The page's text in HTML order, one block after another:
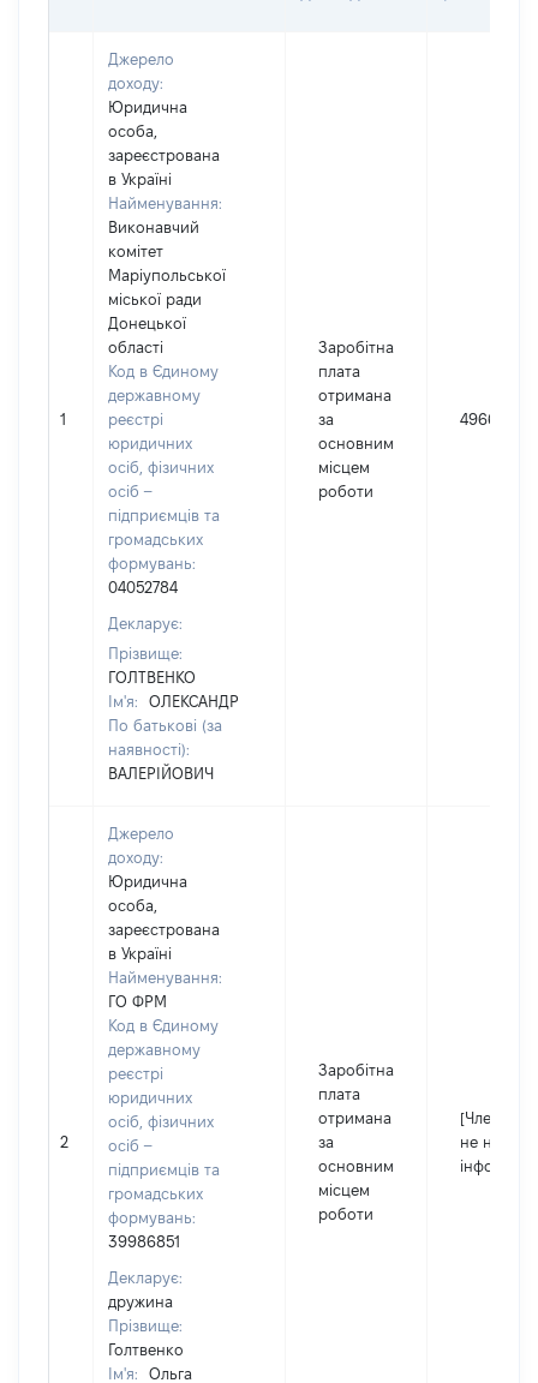
1
Джерело
доходу:
Юридична
особа,
зареєстрована
в Україні
Найменування:
Виконавчий
комітет
Маріупольської
міської ради
Донецької
області
Код в Єдиному
державному
реєстрі
юридичних
осіб, фізичних
осіб –
підприємців та
громадських
формувань:
04052784
Декларує:
Прізвище:
ГОЛТВЕНКО
Ім'я:
ОЛЕКСАНДР
По батькові (за
наявності):
ВАЛЕРІЙОВИЧ
Заробітна
плата
отримана
за
основним
місцем
роботи
49660
2
Джерело
доходу:
Юридична
особа,
зареєстрована
в Україні
Найменування:
ГО ФРМ
Код в Єдиному
державному
реєстрі
юридичних
осіб, фізичних
осіб –
підприємців та
громадських
формувань:
39986851
Декларує:
дружина
Прізвище:
Голтвенко
Ім'я:
Ольга
Заробітна
плата
отримана
за
основним
місцем
роботи
[Член сім'ї
не надав